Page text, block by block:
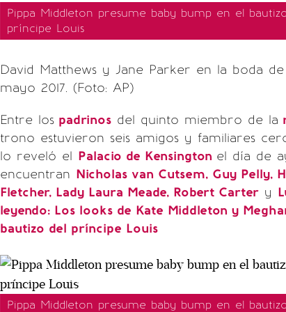
Pippa Middleton presume baby bump en el
príncipe Louis
David Matthews y Jane Parker en la boda de
mayo 2017. (Foto: AP)
Entre los padrinos del quinto miembro de la
trono estuvieron seis amigos y familiares
lo reveló el Palacio de Kensington el día de
encuentran Nicholas van Cutsem, Guy Pelly,
Fletcher, Lady Laura Meade, Robert Carter y
leyendo: Los looks de Kate Middleton y
bautizo del príncipe Louis
Pippa Middleton presume baby bump en el